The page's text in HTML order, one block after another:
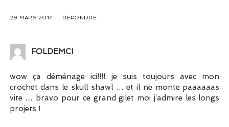
29 MARS 2017 RÉPONDRE
FOLDEMCI
wow ça déménage ici!!!! je suis toujours avec mon
crochet dans le skull shawl … et il ne monte paaaaaas
vite … bravo pour ce grand gilet moi j’admire les longs
projets !